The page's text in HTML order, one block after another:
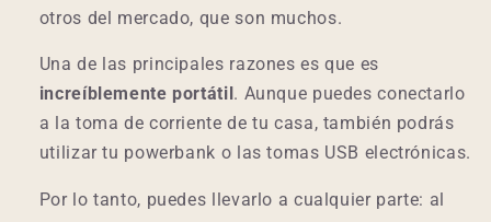
otros del mercado, que son muchos.
Una de las principales razones es que es
increíblemente portátil . Aunque puedes conectarlo
a la toma de corriente de tu casa, también podrás
utilizar tu powerbank o las tomas USB electrónicas.
Por lo tanto, puedes llevarlo a cualquier parte: al